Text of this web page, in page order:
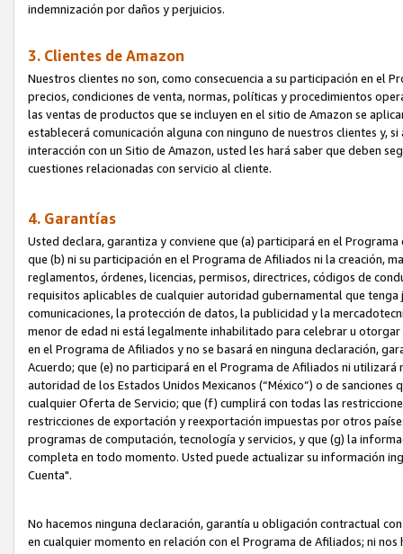
indemnización por daños y perjuicios.
3. Clientes de Amazon
Nuestros clientes no son, como consecuencia a su participación en el
precios, condiciones de venta, normas, políticas y procedimientos
las ventas de productos que se incluyen en el sitio de Amazon se
establecerá comunicación alguna con ninguno de nuestros clientes y,
interacción con un Sitio de Amazon, usted les hará saber que deben
cuestiones relacionadas con servicio al cliente.
4. Garantías
Usted declara, garantiza y conviene que (a) participará en el
que (b) ni su participación en el Programa de Afiliados ni la creación,
reglamentos, órdenes, licencias, permisos, directrices, códigos de
requisitos aplicables de cualquier autoridad gubernamental que
comunicaciones, la protección de datos, la publicidad y la
menor de edad ni está legalmente inhabilitado para celebrar u
en el Programa de Afiliados y no se basará en ninguna declaración,
Acuerdo; que (e) no participará en el Programa de Afiliados ni
autoridad de los Estados Unidos Mexicanos (“México”) o de
cualquier Oferta de Servicio; que (f) cumplirá con todas las
restricciones de exportación y reexportación impuestas por otros
programas de computación, tecnología y servicios, y que (g) la
completa en todo momento. Usted puede actualizar su información
Cuenta".
No hacemos ninguna declaración, garantía u obligación contractual
en cualquier momento en relación con el Programa de Afiliados; ni